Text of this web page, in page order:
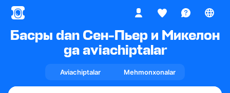
Басры dan Сен-Пьер и Микелон
ga aviachiptalar
Aviachiptalar Mehmonxonalar